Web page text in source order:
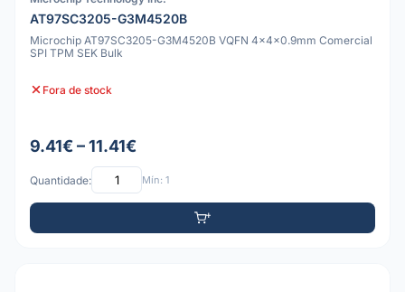
AT97SC3205-G3M4520B
Microchip AT97SC3205-G3M4520B VQFN 4x4x0.9mm Comercial
SPI TPM SEK Bulk
Fora de stock
9.41€ – 11.41€
Quantidade: Mín: 1